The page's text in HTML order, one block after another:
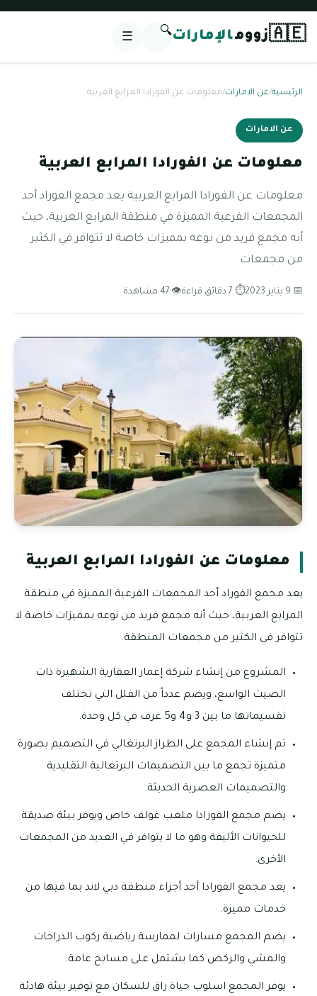
🇦🇪زوومالإمارات🔍
☰
الرئيسية/عن الامارات/معلومات عن الفورادا المرابع العربية
عن الامارات
معلومات عن الفورادا المرابع العربية
معلومات عن الفورادا المرابع العربية يعد مجمع الفوراد أحد
المجمعات الفرعية المميزة في منطقة المرابع العربية، حيث
أنه مجمع فريد من نوعه بمميزات خاصة لا تتوافر في الكثير
من مجمعات
📅 9 يناير 2023 ⏱ 7 دقائق قراءة 👁 47 مشاهدة
معلومات عن الفورادا المرابع العربية
يعد مجمع الفوراد أحد المجمعات الفرعية المميزة في منطقة
المرابع العربية، حيث أنه مجمع فريد من نوعه بمميزات خاصة لا
تتوافر في الكثير من مجمعات المنطقة.
المشروع من إنشاء شركة إعمار العقارية الشهيرة ذات
الصيت الواسع، ويضم عدداً من الفلل التي تختلف
تقسيماتها ما بين 3 و4 و5 غرف في كل وحدة.
تم إنشاء المجمع على الطراز البرتغالي في التصميم بصورة
متميزة تجمع ما بين التصميمات البرتغالية التقليدية
والتصميمات العصرية الحديثة.
يضم مجمع الفورادا ملعب غولف خاص ويوفر بيئة صديقة
للحيوانات الأليفة وهو ما لا يتوافر في العديد من المجمعات
الأخرى.
يعد مجمع الفورادا أحد أجزاء منطقة دبي لاند بما فيها من
خدمات مميزة.
يضم المجمع مسارات لممارسة رياضية ركوب الدراجات
والمشي والركض كما يشتمل على مسابح عامة.
يوفر المجمع اسلوب حياة راق للسكان مع توفير بيئة هادئة